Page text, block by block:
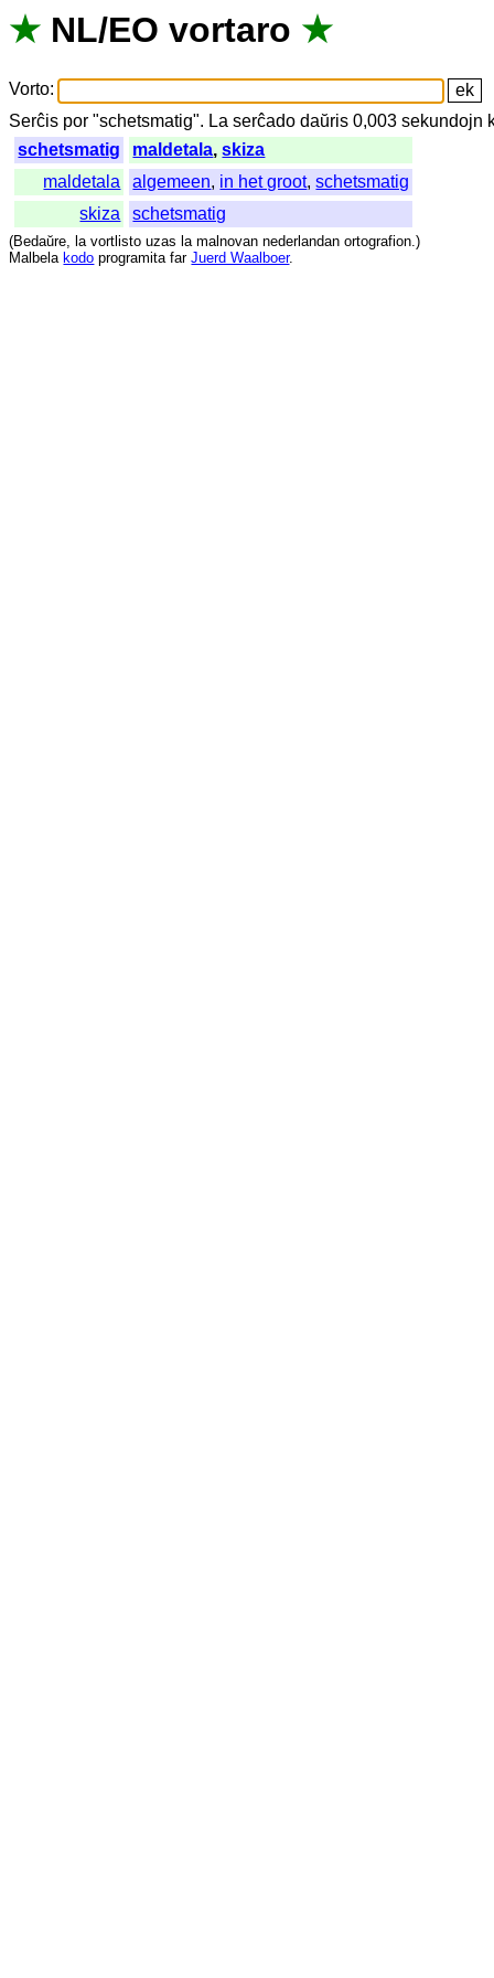
★ NL/EO vortaro ★
Vorto:
Serĉis por "schetsmatig". La serĉado daŭris 0,003sekundojn
schetsmatig
maldetala,skiza
maldetala
algemeen, in het groot,schetsmatig
skiza
schetsmatig
(Bedaŭre, la vortlisto uzas la malnovan nederlandan ortografion.)
Malbela kodo programita far Juerd Waalboer.